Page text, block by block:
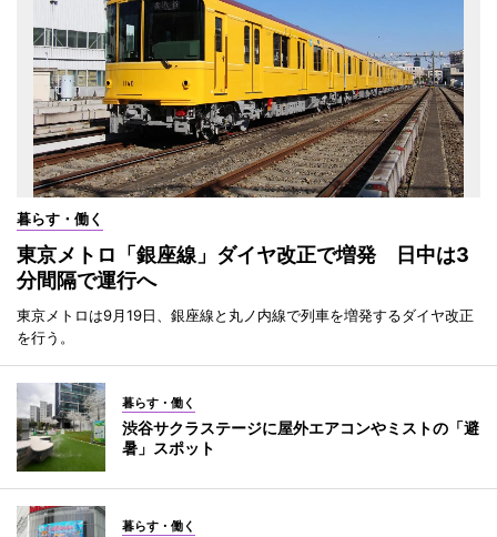
暮らす・働く
東京メトロ「銀座線」ダイヤ改正で増発 日中は3
分間隔で運行へ
東京メトロは9月19日、銀座線と丸ノ内線で列車を増発するダイヤ改正
を行う。
暮らす・働く
渋谷サクラステージに屋外エアコンやミストの「避
暑」スポット
暮らす・働く